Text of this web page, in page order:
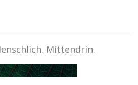
Mittendrin.